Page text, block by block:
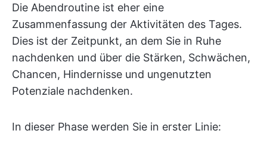
Die Abendroutine ist eher eine
Zusammenfassung der Aktivitäten des Tages.
Dies ist der Zeitpunkt, an dem Sie in Ruhe
nachdenken und über die Stärken, Schwächen,
Chancen, Hindernisse und ungenutzten
Potenziale nachdenken.
In dieser Phase werden Sie in erster Linie: